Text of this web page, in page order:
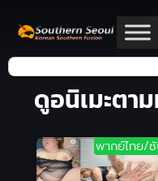
ดูอนิเมะตา
พากย์ไทย/